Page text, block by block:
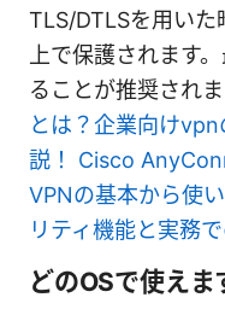
TLS/DTLSを用いた
上で保護されます
ることが推奨されま
とは？企業向け
説！ Cisco
VPNの基本から使
リティ機能と実務
どのOSで使えま